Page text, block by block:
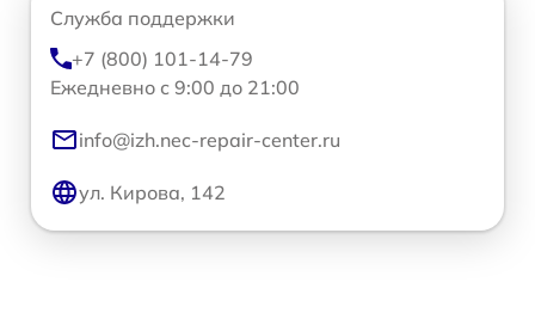
Служба поддержки
+7 (800) 101-14-79
Ежедневно с 9:00 до 21:00
info@izh.nec-repair-center.ru
ул. Кирова, 142